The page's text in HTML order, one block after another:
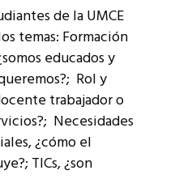
de la UMCE
temas: Formación
educados y
Rol y
trabajador o
Necesidades
¿cómo el
TICs, ¿son